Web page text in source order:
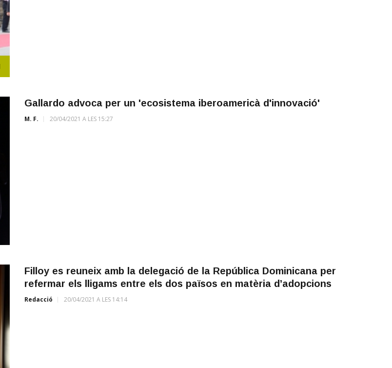
Gallardo advoca per un 'ecosistema iberoamericà d'innovació'
M. F. 20/04/2021 A LES 15:27
Filloy es reuneix amb la delegació de la República Dominicana per
refermar els lligams entre els dos països en matèria d’adopcions
Redacció 20/04/2021 A LES 14:14